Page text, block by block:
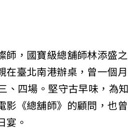
，國寶級總舖師林添盛之
臺北南港辦桌，曾一個月
、四場。堅守古早味，為知
《總舖師》的顧問，也曾
。